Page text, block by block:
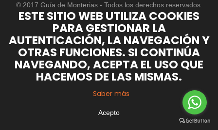
© 2017 Guía de Monterias - Todos los derechos reservados.
ESTE SITIO WEB UTILIZA COOKIES
PARA GESTIONAR LA
AUTENTICACIÓN, LA NAVEGACIÓN Y
OTRAS FUNCIONES. SI CONTINÚA
NAVEGANDO, ACEPTA EL USO QUE
HACEMOS DE LAS MISMAS.
Saber más
Acepto